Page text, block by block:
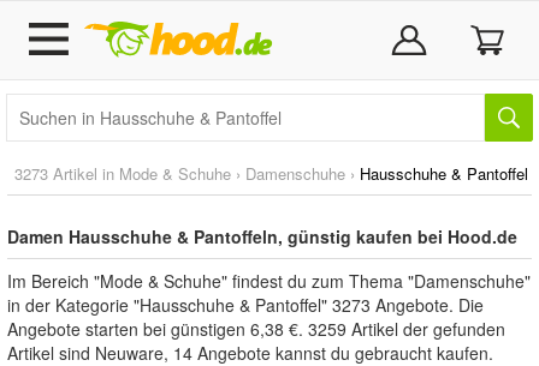
3273 Artikel in Mode & Schuhe › Damenschuhe › Hausschuhe & Pantoffel
Damen Hausschuhe & Pantoffeln, günstig kaufen bei Hood.de
Im Bereich "Mode & Schuhe" findest du zum Thema "Damenschuhe"
in der Kategorie "Hausschuhe & Pantoffel" 3273 Angebote. Die
Angebote starten bei günstigen 6,38 €. 3259 Artikel der gefunden
Artikel sind Neuware, 14 Angebote kannst du gebraucht kaufen.